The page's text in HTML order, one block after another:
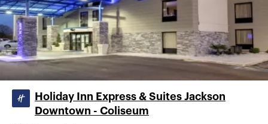
Holiday Inn Express & Suites Jackson
Downtown - Coliseum